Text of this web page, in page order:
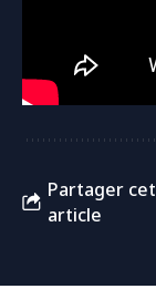
Partager cet
article